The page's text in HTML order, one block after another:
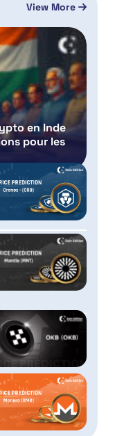
View More
en Inde
pour les